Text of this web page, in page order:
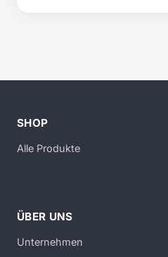
SHOP
Alle Produkte
ÜBER UNS
Unternehmen